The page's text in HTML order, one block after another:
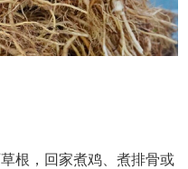
根，回家煮鸡、煮排骨或